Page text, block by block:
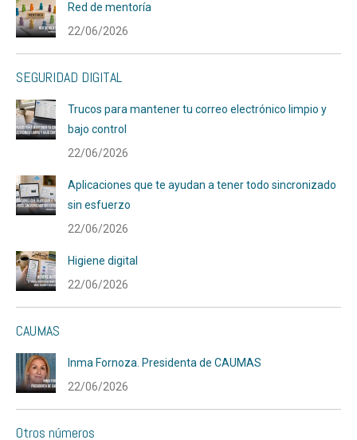
Red de mentoría
22/06/2026
SEGURIDAD DIGITAL
Trucos para mantener tu correo electrónico limpio y
bajo control
22/06/2026
Aplicaciones que te ayudan a tener todo sincronizado
sin esfuerzo
22/06/2026
Higiene digital
22/06/2026
CAUMAS
Inma Fornoza. Presidenta de CAUMAS
22/06/2026
Otros números